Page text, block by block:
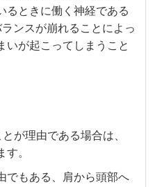
るときに働く神経である
ンスが崩れることによっ
いが起こってしまうこと
が理由である場合は、
。
でもある、肩から頭部へ